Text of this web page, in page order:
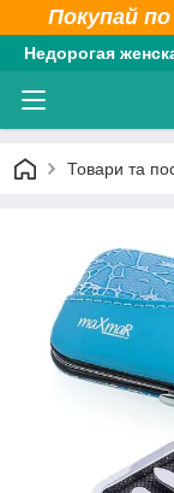
Покупай
Недорогая
Товари та